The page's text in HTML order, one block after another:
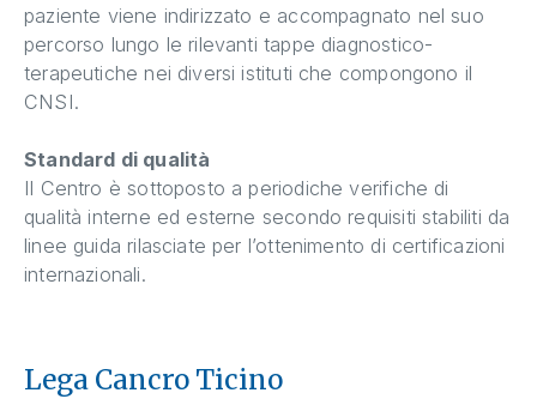
paziente viene indirizzato e accompagnato nel suo
percorso lungo le rilevanti tappe diagnostico-
terapeutiche nei diversi istituti che compongono il
CNSI.
Standard di qualità
Il Centro è sottoposto a periodiche verifiche di
qualità interne ed esterne secondo requisiti stabiliti da
linee guida rilasciate per l’ottenimento di certificazioni
internazionali.
Lega Cancro Ticino